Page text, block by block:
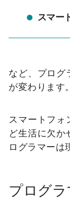
スマー
など、プログ
が変わります。
スマートフォ
ど生活に欠
ログラマーは
プログ